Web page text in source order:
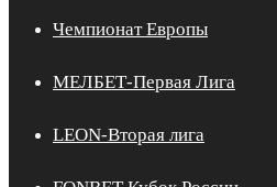
Чемпионат Европы
МЕЛБЕТ-Первая Лига
LEON-Вторая лига